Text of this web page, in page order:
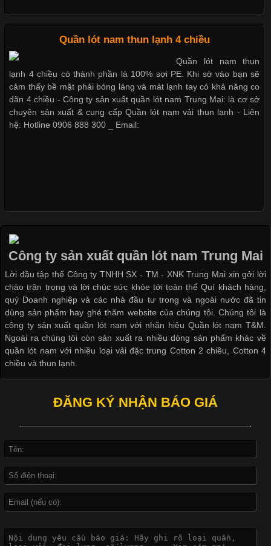
Cập nhật 2026-05-20 14:58:56
Vải thun là một trong những chất liệu được sử dụng rộng rãi
nhất trong ngành thời trang nhờ đặc tính co giãn, mềm mại và
thoải mái khi mặc. Từ áo thun, đồ thể thao cho đến đồ lót nam,
vải thun luôn đóng vai trò quan trọng trong quá trình sản xuất.
Hiện nay, nhu cầu tìm kiếm quần lót nam giá
Các Form Áo Thun Phổ Biến Hiện Nay Và Xu Hướng Trong
Ngành May Mặc Áo thun là một trong những trang phục quen
thuộc và được sử dụng phổ biến nhất hiện nay. Không chỉ đa
dạng về màu sắc hay chất liệu, áo thun còn có nhiều form dáng
khác nhau để phù hợp với từng phong cách thời trang và nhu
cầu
Khám Phá Áo Phông Trang Phục Phổ Biến Nhất Hiện Nay
Áo phông là một trong những trang phục phổ biến nhất trong
Không chỉ xuất hiện trong thời trang thường ngày, áo phông còn
được ứng dụng rộng rãi trong ngành sản xuất may mặc, đặc
biệt là các sản phẩm từ vải thun. Hiện nay,
Đại
Quần lót nam thun lạnh 4 chiều
Quần lót nam thun
lạnh 4 chiều có thành phần là 100% sợi PE. Khi sờ vào bạn sẽ
cảm thấy bề mặt phải bóng láng và mát lạnh tay có khả năng co
dãn 4 chiều - Công ty sản xuất quần lót nam Trung Mai: là cơ sở
chuyên sản xuất & cung cấp Quần lót nam vải thun lạnh - Liên
hệ: Hotline 0906 888 300 _ Email:
Công ty sản xuất quần lót nam Trung Mai
Lời đầu tập thể Công ty TNHH SX - TM - XNK Trung Mai xin gởi lời
chào trân trọng và lời chúc sức khỏe tới toàn thể Quí khách hàng,
quý Doanh nghiệp và các nhà đầu tư trong và ngoài nước đã tin
dùng sản phẩm hay ghé thăm website của chúng tôi. Chúng tôi là
công ty sản xuất quần lót nam với nhãn hiệu Quần lót nam T&M.
Ngoài ra chúng tôi còn sản xuất ra nhiều dòng sản phẩm khác về
quần lót nam với nhiều loại vải đặc trung Cotton 2 chiều, Cotton 4
chiều và thun lạnh.
ĐĂNG KÝ NHẬN BÁO GIÁ